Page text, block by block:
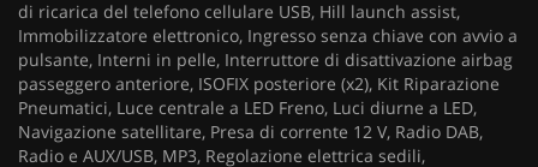
di ricarica del telefono cellulare USB, Hill launch assist,
Immobilizzatore elettronico, Ingresso senza chiave con avvio a
pulsante, Interni in pelle, Interruttore di disattivazione airbag
passeggero anteriore, ISOFIX posteriore (x2), Kit Riparazione
Pneumatici, Luce centrale a LED Freno, Luci diurne a LED,
Navigazione satellitare, Presa di corrente 12 V, Radio DAB,
Radio e AUX/USB, MP3, Regolazione elettrica sedili,